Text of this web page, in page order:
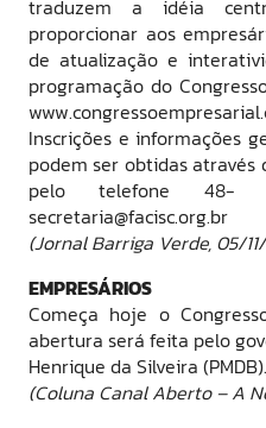
traduzem a idéia
proporcionar aos
de atualização e
programação do
Inscrições e informações
podem ser obtidas
pelo telefone 48-
secretaria@facisc.org.br
(Jornal Barriga Verde, 05/
EMPRESÁRIOS
Começa hoje o
abertura será feita pelo
Henrique da Silveira (PMDB).
(Coluna Canal Aberto – A